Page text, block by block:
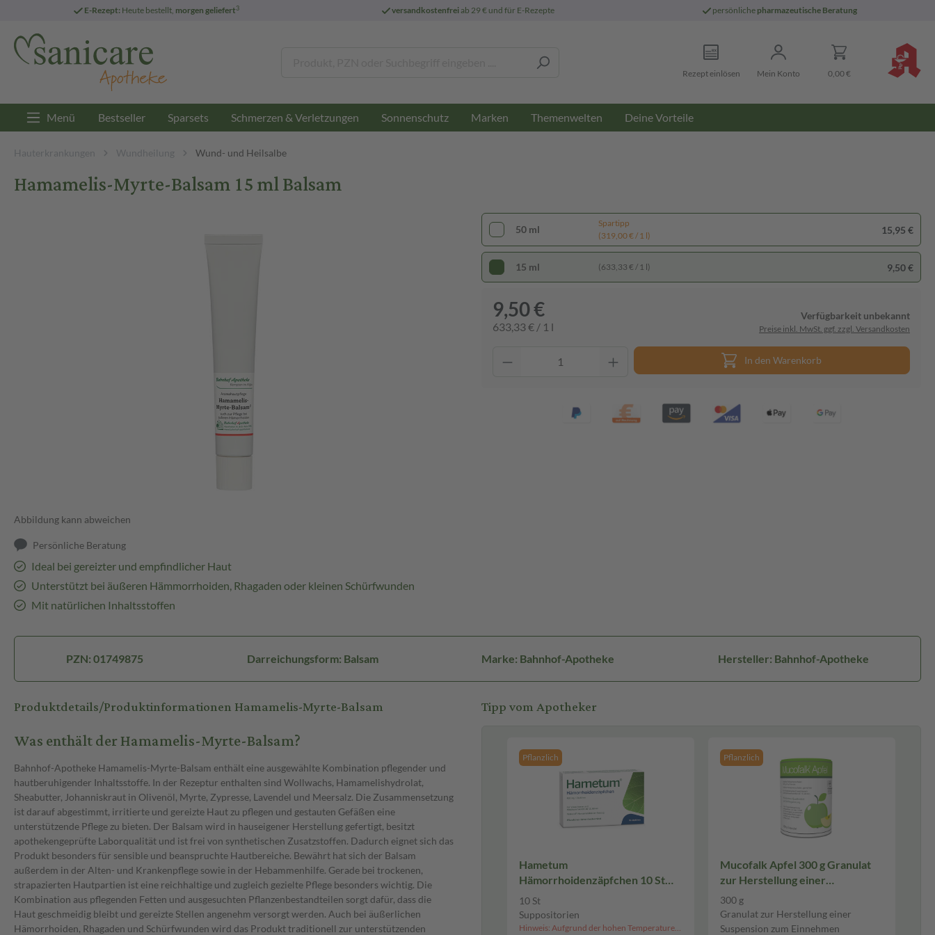
E-Rezept: Heute bestellt, morgen geliefert3 versandkostenfreiab 29 € und für E-Rezepte persönliche pharmazeutische Beratung
Rezept einlösen Mein Konto 0,00 €
Menü Bestseller Sparsets Schmerzen & Verletzungen Sonnenschutz Marken Themenwelten Deine Vorteile
Hauterkrankungen Wundheilung Wund- und Heilsalbe
Hamamelis-Myrte-Balsam 15 ml Balsam
Abbildung kann abweichen
Persönliche Beratung
Ideal bei gereizter und empfindlicher Haut
Unterstützt bei äußeren Hämmorrhoiden, Rhagaden oder kleinen Schürfwunden
Mit natürlichen Inhaltsstoffen
50 ml
Spartipp
(319,00 € / 1 l)
15,95 €
15 ml (633,33 € / 1 l) 9,50 €
9,50 €
633,33 € / 1 l
Verfügbarkeit unbekannt
Preise inkl. MwSt. ggf. zzgl. Versandkosten
In den Warenkorb
PZN: 01749875 Darreichungsform: Balsam Marke: Bahnhof-Apotheke Hersteller: Bahnhof-Apotheke
Produktdetails/Produktinformationen Hamamelis-Myrte-Balsam
Was enthält der Hamamelis-Myrte-Balsam?
Bahnhof-Apotheke Hamamelis-Myrte-Balsam enthält eine ausgewählte Kombination pflegender und
hautberuhigender Inhaltsstoffe. In der Rezeptur enthalten sind Wollwachs, Hamamelishydrolat,
Sheabutter, Johanniskraut in Olivenöl, Myrte, Zypresse, Lavendel und Meersalz. Die Zusammensetzung
ist darauf abgestimmt, irritierte und gereizte Haut zu pflegen und gestauten Gefäßen eine
unterstützende Pflege zu bieten. Der Balsam wird in hauseigener Herstellung gefertigt, besitzt
apothekengeprüfte Laborqualität und ist frei von synthetischen Zusatzstoffen. Dadurch eignet sich das
Produkt besonders für sensible und beanspruchte Hautbereiche. Bewährt hat sich der Balsam
außerdem in der Alten- und Krankenpflege sowie in der Hebammenhilfe. Gerade bei trockenen,
strapazierten Hautpartien ist eine reichhaltige und zugleich gezielte Pflege besonders wichtig. Die
Kombination aus pflegenden Fetten und ausgesuchten Pflanzenbestandteilen sorgt dafür, dass die
Haut geschmeidig bleibt und gereizte Stellen angenehm versorgt werden. Auch bei äußerlichen
Hämorrhoiden, Rhagaden und Schürfwunden wird das Produkt traditionell zur unterstützenden
Tipp vom Apotheker
Pflanzlich
Hametum
Hämorrhoidenzäpfchen 10 St
Suppositorien
10 St
Suppositorien
Hinweis: Aufgrund der hohen Temperaturen kann dieser Artikel derzeit nicht an Packstationen versendet werden.
Pflanzlich
Mucofalk Apfel 300 g Granulat
zur Herstellung einer
Suspension zum Einnehmen
300 g
Granulat zur Herstellung einer
Suspension zum Einnehmen